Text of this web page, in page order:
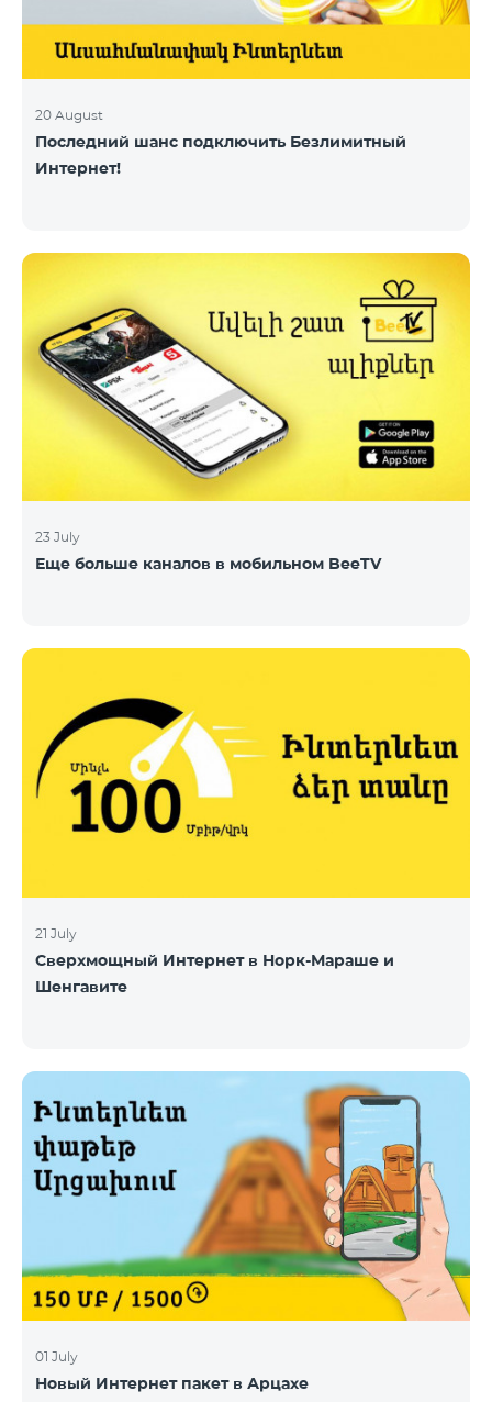
20 August
Последний шанс подключить Безлимитный
Интернет!
23 July
Еще больше каналов в мобильном BeeTV
21 July
Сверхмощный Интернет в Норк-Мараше и
Шенгавите
01 July
Новый Интернет пакет в Арцахе